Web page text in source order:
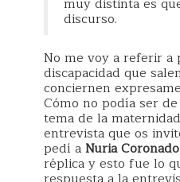
discurso.
No me voy a referir a
discapacidad que
conciernen
Cómo no podía ser
tema de la
entrevista que os
pedí aNuria
réplica y esto fue lo